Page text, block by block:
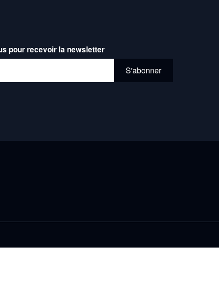
pour recevoir la newsletter